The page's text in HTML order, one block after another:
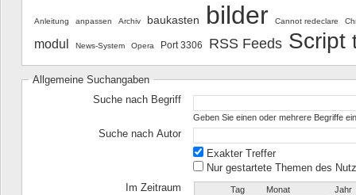
Anleitung anpassen Archiv baukasten bilder Cannot redeclare
modul News-System Opera Port 3306 RSS Feeds Script
Allgemeine Suchangaben
Suche nach Begriff
Geben Sie einen oder mehrere Begriffe
Suche nach Autor
Exakter Treffer
Nur gestartete Themen des
Im Zeitraum
Tag Monat Jahr